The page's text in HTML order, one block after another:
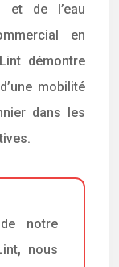
et de l’eau
en
démontre
mobilité
dans les
notre
nous